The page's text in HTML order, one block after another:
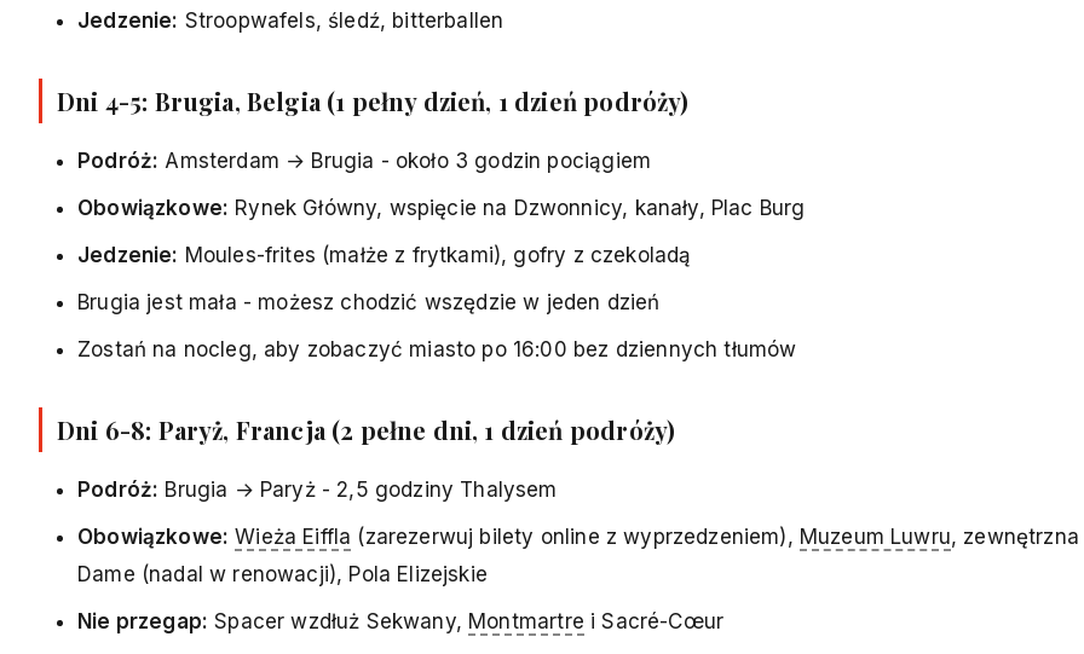
Jedzenie: Stroopwafels, śledź, bitterballen
Dni 4-5: Brugia, Belgia (1 pełny dzień, 1 dzień podróży)
Podróż: Amsterdam → Brugia - około 3 godzin pociągiem
Obowiązkowe: Rynek Główny, wspięcie na Dzwonnicy, kanały, Plac Burg
Jedzenie: Moules-frites (małże z frytkami), gofry z czekoladą
Brugia jest mała - możesz chodzić wszędzie w jeden dzień
Zostań na nocleg, aby zobaczyć miasto po 16:00 bez dziennych tłumów
Dni 6-8: Paryż, Francja (2 pełne dni, 1 dzień podróży)
Podróż: Brugia → Paryż - 2,5 godziny Thalysem
Obowiązkowe: Wieża Eiffla (zarezerwuj bilety online z wyprzedzeniem), Muzeum Luwru,
Dame (nadal w renowacji), Pola Elizejskie
Nie przegap: Spacer wzdłuż Sekwany, Montmartre i Sacré-Cœur